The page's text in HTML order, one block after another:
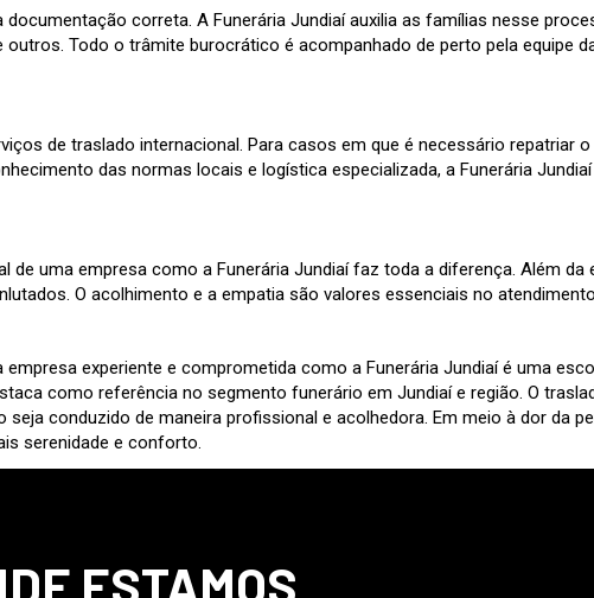
correta. A Funerária Jundiaí auxilia as famílias nesse
Todo o trâmite burocrático é acompanhado de perto pela equipe
de traslado internacional. Para casos em que é necessário repatriar
das normas locais e logística especializada, a Funerária
uma empresa como a Funerária Jundiaí faz toda a diferença. Além
O acolhimento e a empatia são valores essenciais no
experiente e comprometida como a Funerária Jundiaí é uma
como referência no segmento funerário em Jundiaí e região. O
conduzido de maneira profissional e acolhedora. Em meio à dor da
serenidade e conforto.
ESTAMOS